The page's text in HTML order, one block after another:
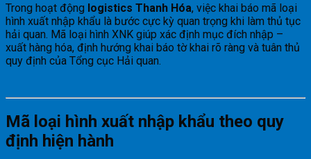
Trong hoạt động logistics Thanh Hóa, việc khai báo mã loại
hình xuất nhập khẩu là bước cực kỳ quan trọng khi làm thủ tục
hải quan. Mã loại hình XNK giúp xác định mục đích nhập –
xuất hàng hóa, định hướng khai báo tờ khai rõ ràng và tuân thủ
quy định của Tổng cục Hải quan.
Mã loại hình xuất nhập khẩu theo quy
định hiện hành